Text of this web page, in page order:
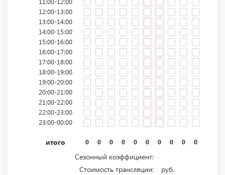
12:00-13:00
13:00-14:00
14:00-15:00
15:00-16:00
16:00-17:00
17:00-18:00
18:00-19:00
19:00-20:00
20:00-21:00
21:00-22:00
22:00-23:00
23:00-00:00
итого 0 0 0 0 0 0 0 0 0 0
Сезонный коэффициент:
Стоимость трансляции:
руб.